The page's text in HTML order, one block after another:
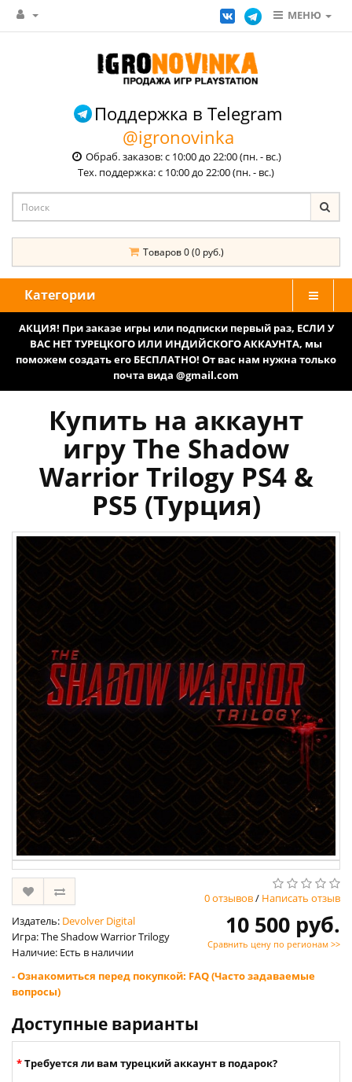
МЕНЮ
Поддержка в Telegram
@igronovinka
Обраб. заказов: с 10:00 до 22:00 (пн. - вс.)
Тех. поддержка: с 10:00 до 22:00 (пн. - вс.)
Товаров 0 (0 руб.)
Категории
АКЦИЯ! При заказе игры или подписки первый раз, ЕСЛИ У
ВАС НЕТ ТУРЕЦКОГО ИЛИ ИНДИЙСКОГО АККАУНТА, мы
поможем создать его БЕСПЛАТНО! От вас нам нужна только
почта вида @gmail.com
Купить на аккаунт
игру The Shadow
Warrior Trilogy PS4 &
PS5 (Турция)
0 отзывов/ Написать отзыв
Издатель: Devolver Digital
Игра: The Shadow Warrior Trilogy
Наличие: Есть в наличии
10 500 руб.
Сравнить цену по регионам >>
- Ознакомиться перед покупкой: FAQ (Часто задаваемые
вопросы)
Доступные варианты
Требуется ли вам турецкий аккаунт в подарок?